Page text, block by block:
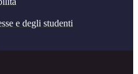
e degli studenti